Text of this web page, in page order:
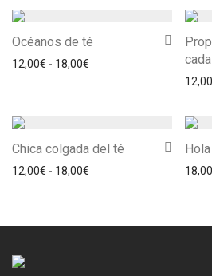
Océanos de té
12,00€ - 18,00€ Rango de precios:
12,00
Chica colgada del té
12,00€ - 18,00€ Rango de precios: 18,00